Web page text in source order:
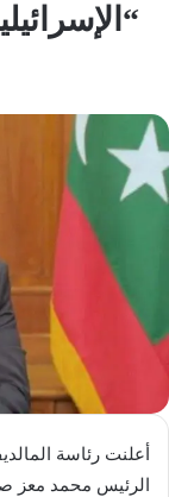
الرئيس محمد معز